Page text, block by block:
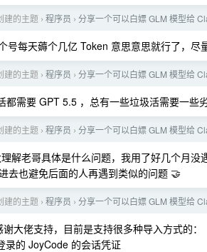
建的主题 › 程序员 › 分享一个可以白嫖 GLM 模型给
号每天薅个几亿 Token 意思意思就行了，尽
建的主题 › 程序员 › 分享一个可以白嫖 GLM 模型给
都需要 GPT 5.5 ，总有一些垃圾活需要一
建的主题 › 程序员 › 分享一个可以白嫖 GLM 模型给
解老哥具体是什么问题，我用了好几个月
去也避免后面的人再遇到类似的问题 🤝
建的主题 › 程序员 › 分享一个可以白嫖 GLM 模型给
大佬支持，目前是支持很多种导入方式的：
录的 JoyCode 的会话凭证